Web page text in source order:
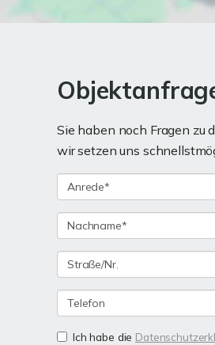
Sie haben noch Fragen zu
wir setzen uns
Ich habe die